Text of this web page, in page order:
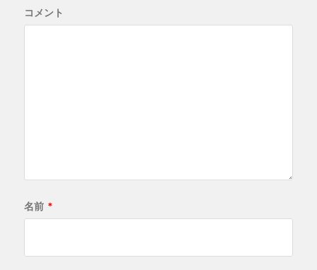
コメント
名前 *